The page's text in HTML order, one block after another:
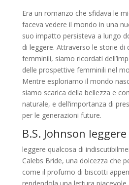
Era un romanzo che sfidava le
faceva vedere il mondo in una
suo impatto persisteva a lungo
di leggere. Attraverso le storie di
femminili, siamo ricordati
delle prospettive femminili nel
Mentre esploriamo il mondo
siamo scarica della bellezza e
naturale, e dell’importanza di
per le generazioni future.
B.S. Johnson
leggere qualcosa di
Calebs Bride, una dolcezza che
come il profumo di biscotti